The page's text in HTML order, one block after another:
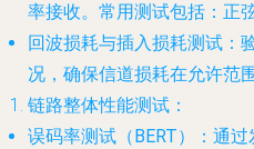
率接收。常用测试包括：正
回波损耗与插入损耗测试 ：
况，确保信道损耗在允许范围
链路整体性能测试 ：
误码率测试（BERT）
：通